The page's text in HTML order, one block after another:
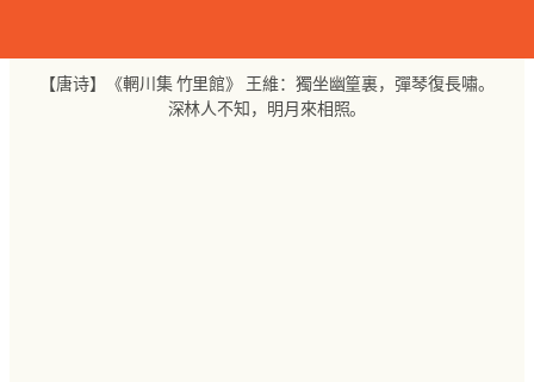
至
【唐诗】《輞川集 竹里館》 王維：獨坐幽篁裏，彈琴復長嘯。
深林人不知，明月來相照。